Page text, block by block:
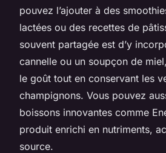
pouvez l’ajouter à des
lactées ou des recettes de
souvent partagée est d’y
cannelle ou un soupçon de
le goût tout en conservant les
champignons. Vous pouvez
boissons innovantes comme
produit enrichi en nutriments,
source.